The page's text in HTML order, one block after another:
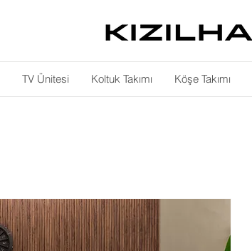
TV Ünitesi Koltuk Takımı Köşe Takımı